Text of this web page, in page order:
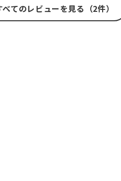
べてのレビューを見る（2件）